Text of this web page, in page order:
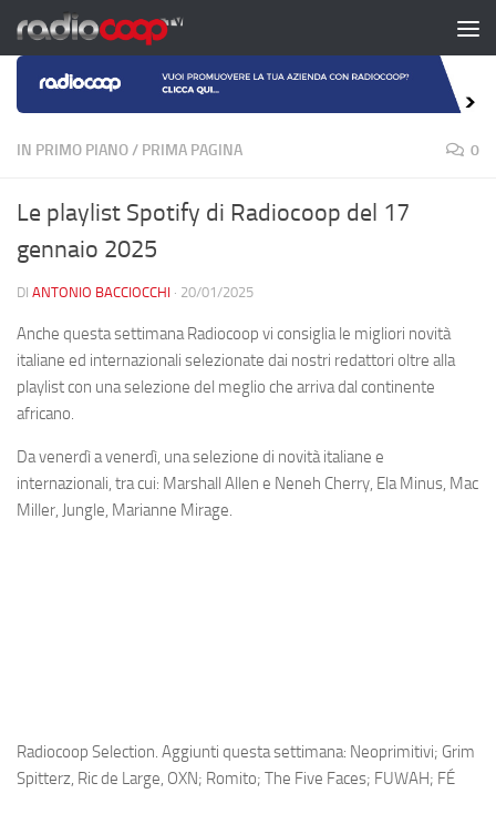
Salta al contenuto
IN PRIMO PIANO/ PRIMA PAGINA 0
Le playlist Spotify di Radiocoop del 17
gennaio 2025
DI ANTONIO BACCIOCCHI · 20/01/2025
Anche questa settimana Radiocoop vi consiglia le migliori novità
italiane ed internazionali selezionate dai nostri redattori oltre alla
playlist con una selezione del meglio che arriva dal continente
africano.
Da venerdì a venerdì, una selezione di novità italiane e
internazionali, tra cui: Marshall Allen e Neneh Cherry, Ela Minus, Mac
Miller, Jungle, Marianne Mirage.
Radiocoop Selection. Aggiunti questa settimana: Neoprimitivi; Grim
Spitterz, Ric de Large, OXN; Romito; The Five Faces; FUWAH; FÉ